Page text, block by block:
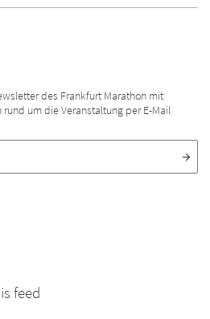
des Frankfurt Marathon mit
um die Veranstaltung per E-Mail
feed